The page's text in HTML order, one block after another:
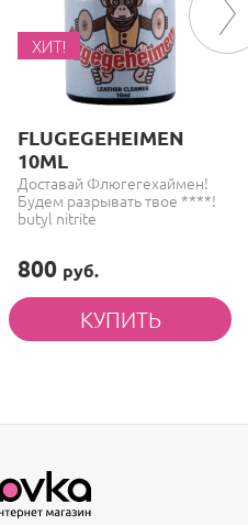
ХИТ!
FLUGEGEHEIMEN
10ML
Доставай Флюгегехаймен!
Будем разрывать твое ****!
butyl nitrite
800 руб.